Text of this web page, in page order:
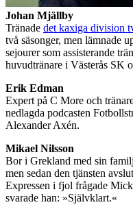
Johan Mjällby
Tränade det kaxiga division
två säsonger, men lämnade
sejourer som assisterande
huvudtränare i Västerås SK
Erik Edman
Expert på C More och
nedlagda podcasten
Alexander Axén.
Mikael Nilsson
Bor i Grekland med sin
men sedan den tjänsten
Expressen i fjol frågade
svarade han: »Självklart.«